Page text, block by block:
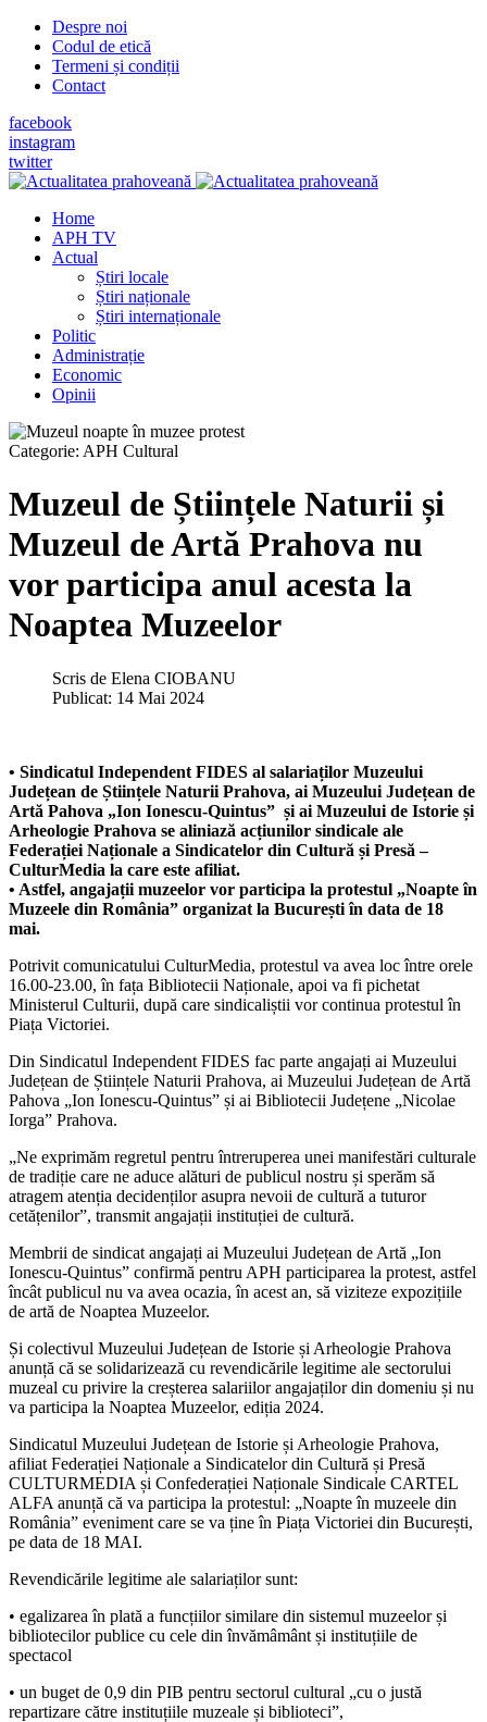
Despre noi
Codul de etică
Termeni și condiții
Contact
facebook
instagram
twitter
Home
APH TV
Actual
Știri locale
Știri naționale
Știri internaționale
Politic
Administrație
Economic
Opinii
Categorie: APH Cultural
Muzeul de Științele Naturii și
Muzeul de Artă Prahova nu
vor participa anul acesta la
Noaptea Muzeelor
Scris de Elena CIOBANU
Publicat: 14 Mai 2024
• Sindicatul Independent FIDES al salariaților Muzeului
Județean de Științele Naturii Prahova, ai Muzeului Județean de
Artă Pahova „Ion Ionescu-Quintus” și ai Muzeului de Istorie și
Arheologie Prahova se aliniază acțiunilor sindicale ale
Federației Naționale a Sindicatelor din Cultură și Presă –
CulturMedia la care este afiliat.
• Astfel, angajații muzeelor vor participa la protestul „Noapte în
Muzeele din România” organizat la București în data de 18
mai.
Potrivit comunicatului CulturMedia, protestul va avea loc între orele
16.00-23.00, în fața Bibliotecii Naționale, apoi va fi pichetat
Ministerul Culturii, după care sindicaliștii vor continua protestul în
Piața Victoriei.
Din Sindicatul Independent FIDES fac parte angajați ai Muzeului
Județean de Științele Naturii Prahova, ai Muzeului Județean de Artă
Pahova „Ion Ionescu-Quintus” și ai Bibliotecii Județene „Nicolae
Iorga” Prahova.
„Ne exprimăm regretul pentru întreruperea unei manifestări culturale
de tradiție care ne aduce alături de publicul nostru și sperăm să
atragem atenția decidenților asupra nevoii de cultură a tuturor
cetățenilor”, transmit angajații instituției de cultură.
Membrii de sindicat angajați ai Muzeului Județean de Artă „Ion
Ionescu-Quintus” confirmă pentru APH participarea la protest, astfel
încât publicul nu va avea ocazia, în acest an, să viziteze expozițiile
de artă de Noaptea Muzeelor.
Și colectivul Muzeului Județean de Istorie și Arheologie Prahova
anunță că se solidarizează cu revendicările legitime ale sectorului
muzeal cu privire la creșterea salariilor angajaților din domeniu și nu
va participa la Noaptea Muzeelor, ediția 2024.
Sindicatul Muzeului Județean de Istorie și Arheologie Prahova,
afiliat Federației Naționale a Sindicatelor din Cultură și Presă
CULTURMEDIA și Confederației Naționale Sindicale CARTEL
ALFA anunță că va participa la protestul: „Noapte în muzeele din
România” eveniment care se va ține în Piața Victoriei din București,
pe data de 18 MAI.
Revendicările legitime ale salariaților sunt:
• egalizarea în plată a funcțiilor similare din sistemul muzeelor și
bibliotecilor publice cu cele din învămâmânt și instituțiile de
spectacol
• un buget de 0,9 din PIB pentru sectorul cultural „cu o justă
repartizare către instituțiile muzeale și biblioteci”,